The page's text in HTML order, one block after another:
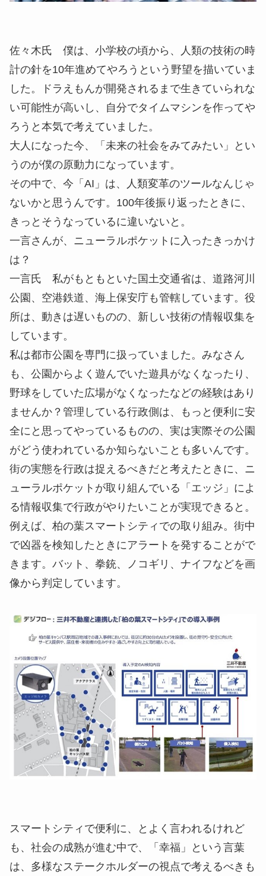
佐々木氏 僕は、小学校の頃から、人類の技術の時
計の針を10年進めてやろうという野望を描いていま
した。ドラえもんが開発されるまで生きていられな
い可能性が高いし、自分でタイムマシンを作ってや
ろうと本気で考えていました。
大人になった今、「未来の社会をみてみたい」とい
うのが僕の原動力になっています。
その中で、今「AI」は、人類変革のツールなんじゃ
ないかと思うんです。100年後振り返ったときに、
きっとそうなっているに違いないと。
一言さんが、ニューラルポケットに入ったきっかけ
は？
一言氏 私がもともといた国土交通省は、道路河川
公園、空港鉄道、海上保安庁も管轄しています。役
所は、動きは遅いものの、新しい技術の情報収集を
しています。
私は都市公園を専門に扱っていました。みなさん
も、公園からよく遊んでいた遊具がなくなったり、
野球をしていた広場がなくなったなどの経験はあり
ませんか？管理している行政側は、もっと便利に安
全にと思ってやっているものの、実は実際その公園
がどう使われているか知らないことも多いんです。
街の実態を行政は捉えるべきだと考えたときに、ニ
ューラルポケットが取り組んでいる「エッジ」によ
る情報収集で行政がやりたいことが実現できると。
例えば、柏の葉スマートシティでの取り組み。街中
で凶器を検知したときにアラートを発することがで
きます。バット、拳銃、ノコギリ、ナイフなどを画
像から判定しています。
スマートシティで便利に、とよく言われるけれど
も、社会の成熟が進む中で、「幸福」という言葉
は、多様なステークホルダーの視点で考えるべきも